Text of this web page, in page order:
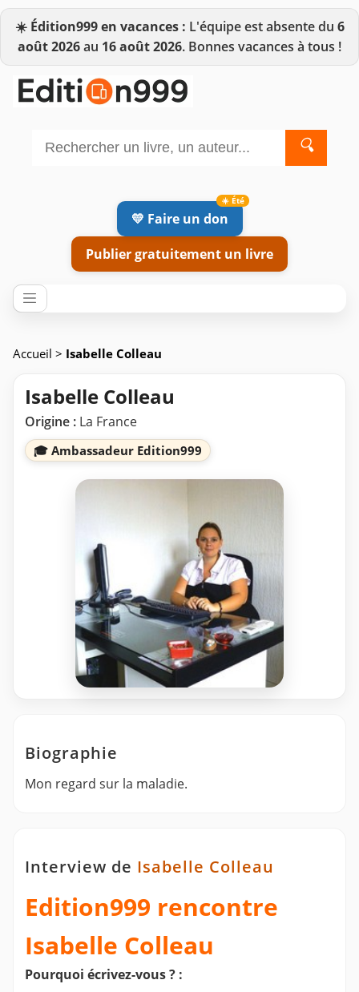
☀️ Édition999 en vacances : L'équipe est absente du 6
août 2026au 16 août 2026. Bonnes vacances à tous !
🔍
💛 Faire un don
Publier gratuitement un livre
Accueil > Isabelle Colleau
Isabelle Colleau
Origine : La France
🎓 Ambassadeur Edition999
Biographie
Mon regard sur la maladie.
Interview de Isabelle Colleau
Edition999 rencontre
Isabelle Colleau
Pourquoi écrivez-vous ? :